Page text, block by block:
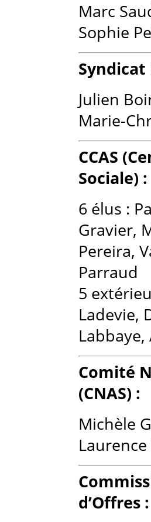
Marc
Sophie
Syndicat
Julien
Marie-
CCAS
Sociale) :
6 élus :
Gravier,
Pereira,
Parraud
5
Ladevie,
Comité
(CNAS) :
Michèle
d’Offres :